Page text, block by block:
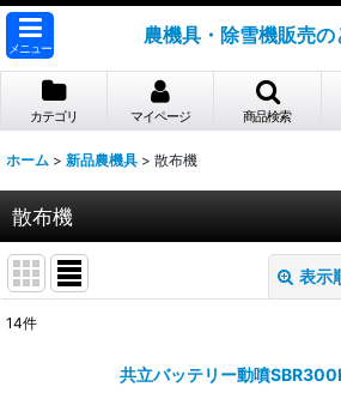
メニュー
農機具・除雪機販売の
カテゴリ マイページ 商品検索
ホーム > 新品農機具 > 散布機
散布機
表示
14件
共立バッテリー動噴